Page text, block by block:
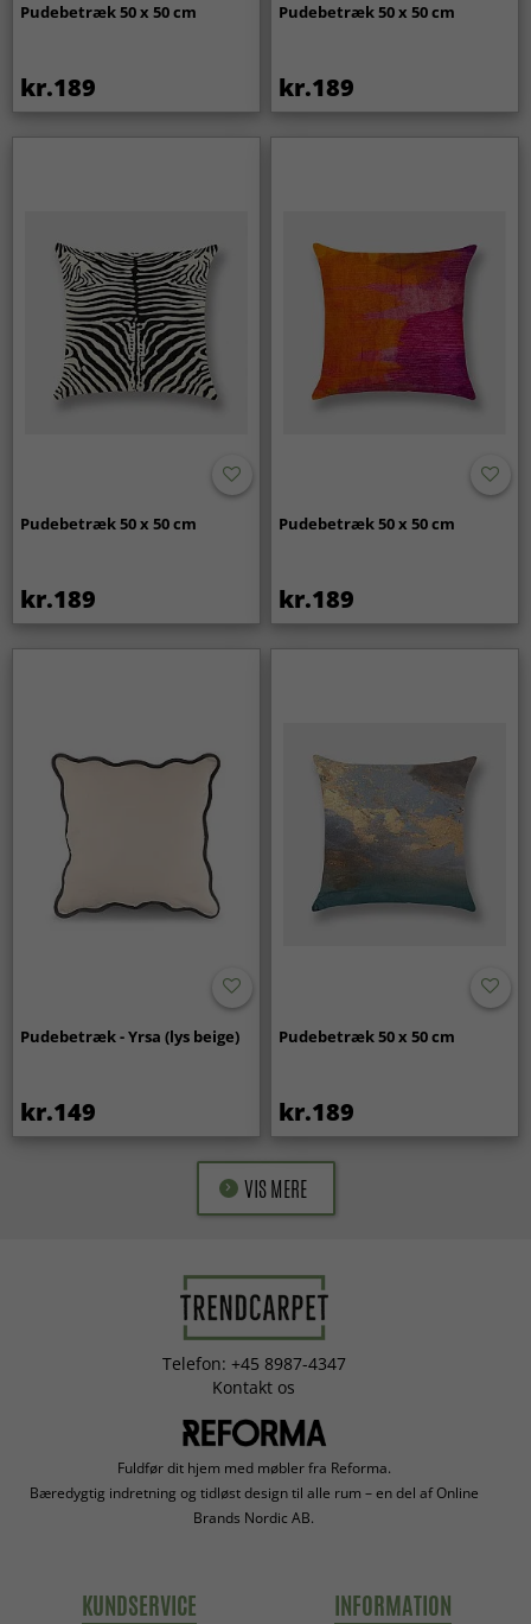
Pudebetræk 50 x 50 cm
kr.189
Pudebetræk 50 x 50 cm
kr.189
Pudebetræk 50 x 50 cm
kr.189
Pudebetræk 50 x 50 cm
kr.189
Pudebetræk - Yrsa (lys beige)
kr.149
Pudebetræk 50 x 50 cm
kr.189
VIS MERE
Telefon: +45 8987-4347
Kontakt os
Fuldfør dit hjem med møbler fra Reforma.
Bæredygtig indretning og tidløst design til alle rum – en del af Online
Brands Nordic AB.
KUNDSERVICE INFORMATION